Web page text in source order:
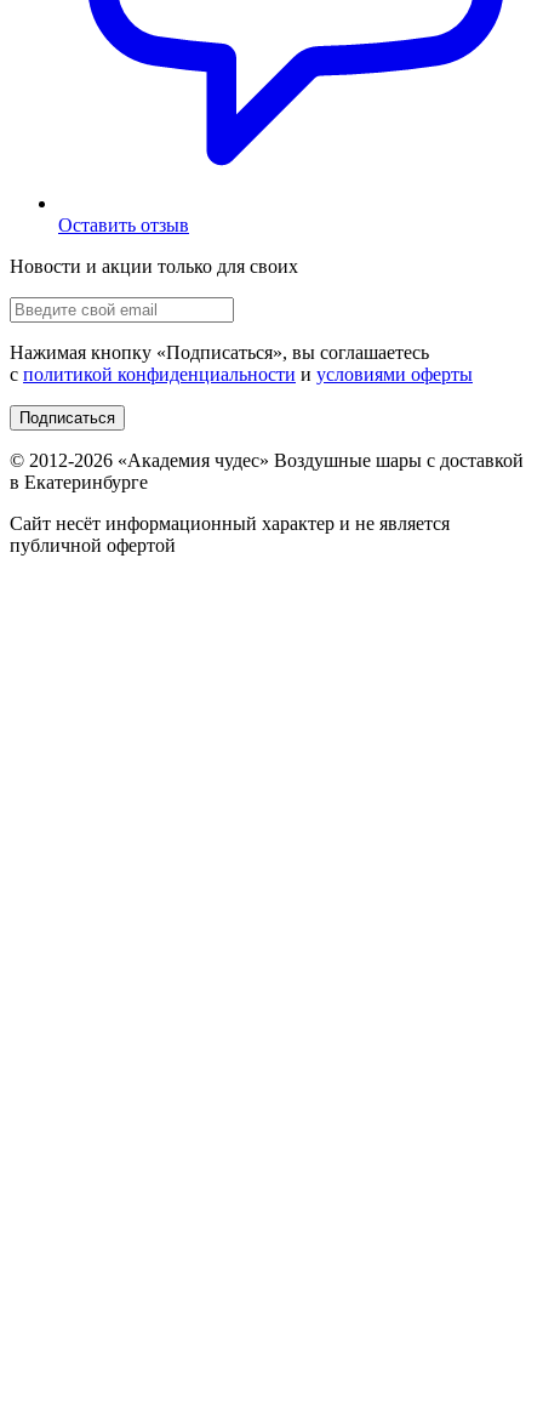
Оставить отзыв
Новости и акции только для своих
Нажимая кнопку «Подписаться», вы соглашаетесь
с политикой конфиденциальности и условиями оферты
Подписаться
© 2012-2026 «Академия чудес» Воздушные шары с доставкой
в Екатеринбурге
Сайт несёт информационный характер и не является
публичной офертой